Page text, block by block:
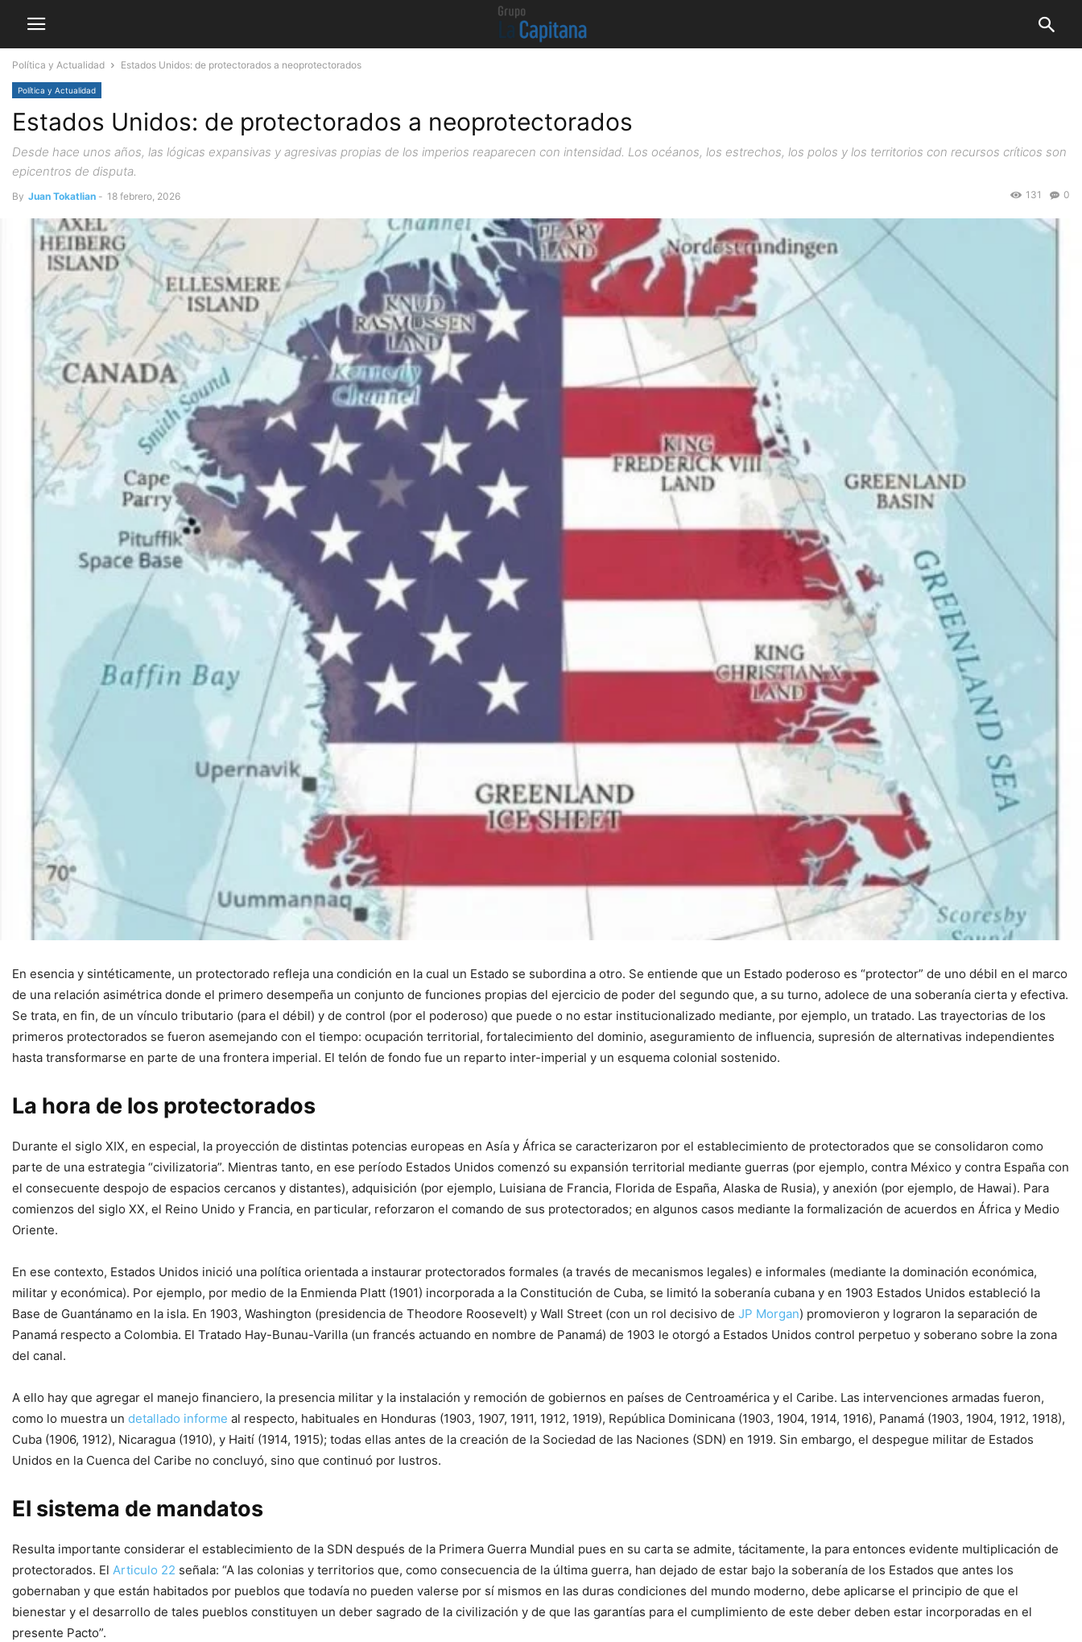
Política y Actualidad Estados Unidos: de protectorados a neoprotectorados
Política y Actualidad
Estados Unidos: de protectorados a neoprotectorados
Desde hace unos años, las lógicas expansivas y agresivas propias de los imperios reaparecen con intensidad. Los océanos, los estrechos, los polos y los territorios con recursos críticos son
epicentros de disputa.
By Juan Tokatlian - 18 febrero, 2026 0
131
En esencia y sintéticamente, un protectorado refleja una condición en la cual un Estado se subordina a otro. Se entiende que un Estado poderoso es “protector” de uno débil en el marco
de una relación asimétrica donde el primero desempeña un conjunto de funciones propias del ejercicio de poder del segundo que, a su turno, adolece de una soberanía cierta y efectiva.
Se trata, en fin, de un vínculo tributario (para el débil) y de control (por el poderoso) que puede o no estar institucionalizado mediante, por ejemplo, un tratado. Las trayectorias de los
primeros protectorados se fueron asemejando con el tiempo: ocupación territorial, fortalecimiento del dominio, aseguramiento de influencia, supresión de alternativas independientes
hasta transformarse en parte de una frontera imperial. El telón de fondo fue un reparto inter-imperial y un esquema colonial sostenido.
La hora de los protectorados
Durante el siglo XIX, en especial, la proyección de distintas potencias europeas en Asía y África se caracterizaron por el establecimiento de protectorados que se consolidaron como
parte de una estrategia “civilizatoria”. Mientras tanto, en ese período Estados Unidos comenzó su expansión territorial mediante guerras (por ejemplo, contra México y contra España con
el consecuente despojo de espacios cercanos y distantes), adquisición (por ejemplo, Luisiana de Francia, Florida de España, Alaska de Rusia), y anexión (por ejemplo, de Hawai). Para
comienzos del siglo XX, el Reino Unido y Francia, en particular, reforzaron el comando de sus protectorados; en algunos casos mediante la formalización de acuerdos en África y Medio
Oriente.
En ese contexto, Estados Unidos inició una política orientada a instaurar protectorados formales (a través de mecanismos legales) e informales (mediante la dominación económica,
militar y económica). Por ejemplo, por medio de la Enmienda Platt (1901) incorporada a la Constitución de Cuba, se limitó la soberanía cubana y en 1903 Estados Unidos estableció la
Base de Guantánamo en la isla. En 1903, Washington (presidencia de Theodore Roosevelt) y Wall Street (con un rol decisivo de JP Morgan) promovieron y lograron la separación de
Panamá respecto a Colombia. El Tratado Hay-Bunau-Varilla (un francés actuando en nombre de Panamá) de 1903 le otorgó a Estados Unidos control perpetuo y soberano sobre la zona
del canal.
A ello hay que agregar el manejo financiero, la presencia militar y la instalación y remoción de gobiernos en países de Centroamérica y el Caribe. Las intervenciones armadas fueron,
como lo muestra un detallado informe al respecto, habituales en Honduras (1903, 1907, 1911, 1912, 1919), República Dominicana (1903, 1904, 1914, 1916), Panamá (1903, 1904, 1912, 1918),
Cuba (1906, 1912), Nicaragua (1910), y Haití (1914, 1915); todas ellas antes de la creación de la Sociedad de las Naciones (SDN) en 1919. Sin embargo, el despegue militar de Estados
Unidos en la Cuenca del Caribe no concluyó, sino que continuó por lustros.
El sistema de mandatos
Resulta importante considerar el establecimiento de la SDN después de la Primera Guerra Mundial pues en su carta se admite, tácitamente, la para entonces evidente multiplicación de
protectorados. El Articulo 22 señala: “A las colonias y territorios que, como consecuencia de la última guerra, han dejado de estar bajo la soberanía de los Estados que antes los
gobernaban y que están habitados por pueblos que todavía no pueden valerse por sí mismos en las duras condiciones del mundo moderno, debe aplicarse el principio de que el
bienestar y el desarrollo de tales pueblos constituyen un deber sagrado de la civilización y de que las garantías para el cumplimiento de este deber deben estar incorporadas en el
presente Pacto”.